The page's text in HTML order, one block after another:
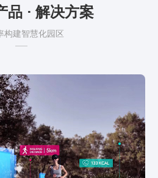
品 · 解决方案
构建智慧化园区